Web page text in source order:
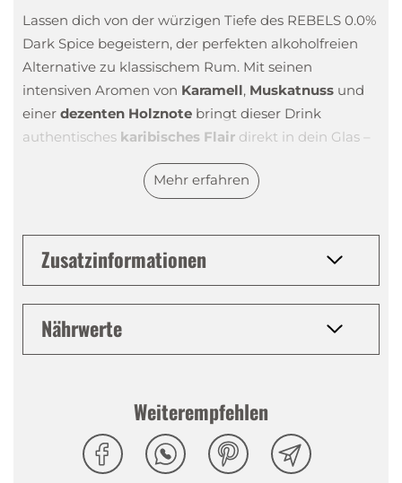
Lassen dich von der würzigen Tiefe des REBELS 0.0%
Dark Spice begeistern, der perfekten alkoholfreien
Alternative zu klassischem Rum. Mit seinen
intensiven Aromen von Karamell, Muskatnuss und
einer dezenten Holznote bringt dieser Drink
authentisches karibisches Flair direkt in dein Glas –
ganz ohne Alkohol. Egal, ob du ihn als
alkoholfreie Cocktails wie Mojitos, Daiquiris oder
Doppelt destilliert und in der Schweiz hergestellt,
erfüllt der Dark Spice höchste Qualitätsstandards. Die
harmonische Balance seiner Aromen macht ihn zur
perfekten Wahl für alle, die den Geschmack von Rum
lieben, aber bewusst auf Alkohol verzichten möchten.
Touch oder geniesse ihn in Kombination mit Ginger
Beer und Limette alsalkoholfreien Dark & Stormy
Auch in heissen Getränken wiealkoholfreiem Rum-
sorgt der Dark Spice für das gewisse Extra.
Mehr erfahren
Zusatzinformationen
Nährwerte
Weiterempfehlen